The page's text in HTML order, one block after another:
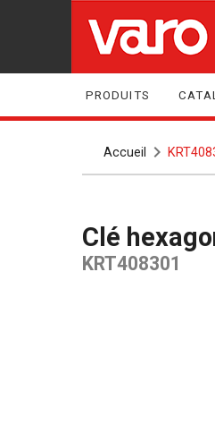
PRODUITS
Accueil
Clé
KRT408301